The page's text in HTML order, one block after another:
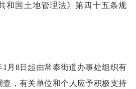
和国土地管理法》第四十五条规
8日起由常泰街道办事处组织有
查，有关单位和个人应予积极支持